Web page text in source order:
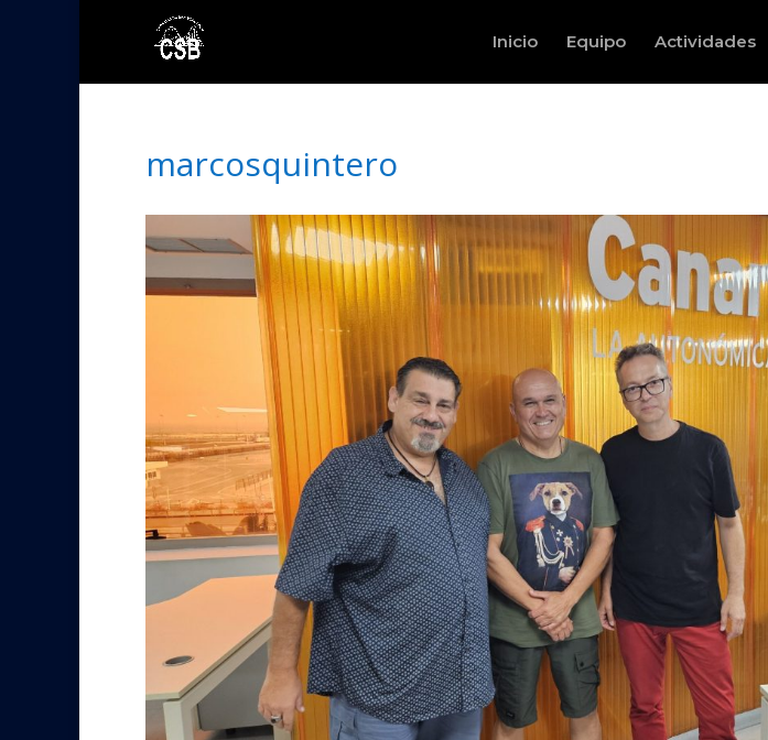
Inicio Equipo Actividades
marcosquintero